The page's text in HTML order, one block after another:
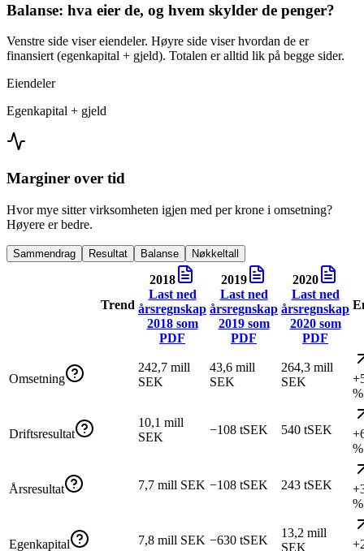
Balanse: hva eier de, og hvem skylder de penger?
Venstre side viser eiendeler. Høyre side viser hvordan de er
finansiert (egenkapital + gjeld). Totalen er alltid lik på begge sider.
Eiendeler
Egenkapital + gjeld
Marginer over tid
Hvor mye sitter virksomheten igjen med per krone i omsetning?
Høyere er bedre.
Sammendrag Resultat Balanse Nøkkeltall
Trend
2018
Last ned
årsregnskap
2018som
PDF
2019
Last ned
årsregnskap
2019som
PDF
2020
Last ned
årsregnskap
2020som
PDF
Omsetning
242,7 mill
SEK
43,6 mill
SEK
264,3 mill
SEK
%
Driftsresultat
10,1 mill
SEK
−108 tSEK 540 tSEK
%
Årsresultat 7,7 mill SEK −108 tSEK 243 tSEK
%
Egenkapital 7,8 mill SEK −630 tSEK
13,2 mill
SEK